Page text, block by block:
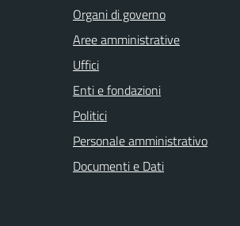
Organi di governo
Aree amministrative
Uffici
Enti e fondazioni
Politici
Personale amministrativo
Documenti e Dati